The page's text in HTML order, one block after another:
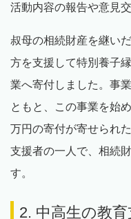
活動内容の報告や意見
叔母の相続財産を継い
方を支援して特別養子
業へ寄付しました。事
ともと、この事業を始
万円の寄付が寄せられ
支援者の一人で、相続
す。
2. 中高生の教